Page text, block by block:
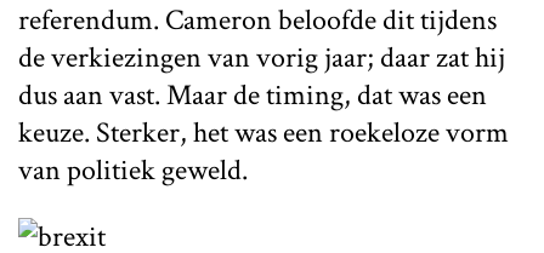
referendum. Cameron beloofde dit tijdens
de verkiezingen van vorig jaar; daar zat hij
dus aan vast. Maar de timing, dat was een
keuze. Sterker, het was een roekeloze vorm
van politiek geweld.